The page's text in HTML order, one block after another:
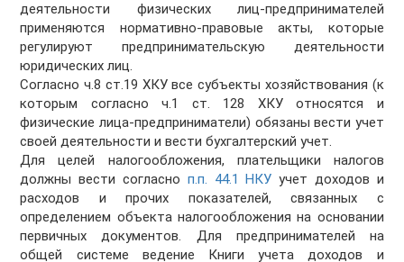
деятельности физических лиц-предпринимателей
применяются нормативно-правовые акты, которые
регулируют предпринимательскую деятельности
юридических лиц.
Согласно ч.8 ст.19 ХКУ все субъекты хозяйствования (к
которым согласно ч.1 ст. 128 ХКУ относятся и
физические лица-предприниматели) обязаны вести учет
своей деятельности и вести бухгалтерский учет.
Для целей налогообложения, плательщики налогов
должны вести согласно п.п. 44.1 НКУ учет доходов и
расходов и прочих показателей, связанных с
определением объекта налогообложения на основании
первичных документов. Для предпринимателей на
общей системе ведение Книги учета доходов и